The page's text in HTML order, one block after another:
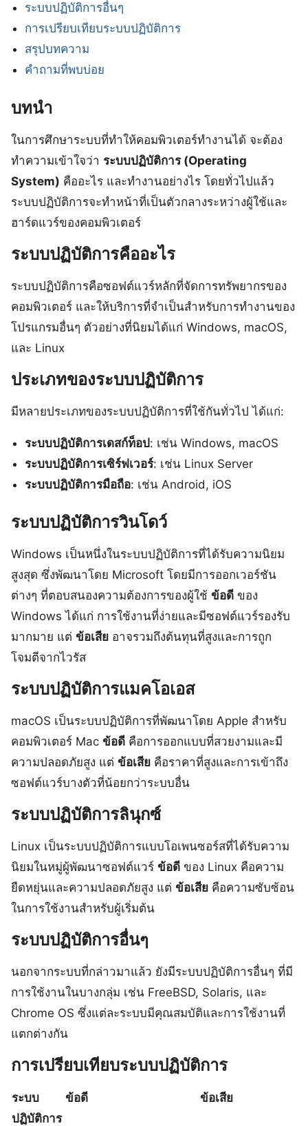
ระบบปฏิบัติการอื่นๆ
การเปรียบเทียบระบบปฏิบัติการ
สรุปบทความ
คำถามที่พบบ่อย
บทนำ
ในการศึกษาระบบที่ทำให้คอมพิวเตอร์ทำงานได้ จะต้อง
ทำความเข้าใจว่า ระบบปฏิบัติการ (Operating
System) คืออะไร และทำงานอย่างไร โดยทั่วไปแล้ว
ระบบปฏิบัติการจะทำหน้าที่เป็นตัวกลางระหว่างผู้ใช้และ
ฮาร์ดแวร์ของคอมพิวเตอร์
ระบบปฏิบัติการคืออะไร
ระบบปฏิบัติการคือซอฟต์แวร์หลักที่จัดการทรัพยากรของ
คอมพิวเตอร์ และให้บริการที่จำเป็นสำหรับการทำงานของ
โปรแกรมอื่นๆ ตัวอย่างที่นิยมได้แก่ Windows, macOS,
และ Linux
ประเภทของระบบปฏิบัติการ
มีหลายประเภทของระบบปฏิบัติการที่ใช้กันทั่วไป ได้แก่:
ระบบปฏิบัติการเดสก์ท็อป: เช่น Windows, macOS
ระบบปฏิบัติการเซิร์ฟเวอร์: เช่น Linux Server
ระบบปฏิบัติการมือถือ: เช่น Android, iOS
ระบบปฏิบัติการวินโดว์
Windows เป็นหนึ่งในระบบปฏิบัติการที่ได้รับความนิยม
สูงสุด ซึ่งพัฒนาโดย Microsoft โดยมีการออกเวอร์ชัน
ต่างๆ ที่ตอบสนองความต้องการของผู้ใช้ ข้อดี ของ
Windows ได้แก่ การใช้งานที่ง่ายและมีซอฟต์แวร์รองรับ
มากมาย แต่ ข้อเสีย อาจรวมถึงต้นทุนที่สูงและการถูก
โจมตีจากไวรัส
ระบบปฏิบัติการแมคโอเอส
macOS เป็นระบบปฏิบัติการที่พัฒนาโดย Apple สำหรับ
คอมพิวเตอร์ Mac ข้อดี คือการออกแบบที่สวยงามและมี
ความปลอดภัยสูง แต่ ข้อเสีย คือราคาที่สูงและการเข้าถึง
ซอฟต์แวร์บางตัวที่น้อยกว่าระบบอื่น
ระบบปฏิบัติการลินุกซ์
Linux เป็นระบบปฏิบัติการแบบโอเพนซอร์สที่ได้รับความ
นิยมในหมู่ผู้พัฒนาซอฟต์แวร์ ข้อดี ของ Linux คือความ
ยืดหยุ่นและความปลอดภัยสูง แต่ ข้อเสีย คือความซับซ้อน
ในการใช้งานสำหรับผู้เริ่มต้น
ระบบปฏิบัติการอื่นๆ
นอกจากระบบที่กล่าวมาแล้ว ยังมีระบบปฏิบัติการอื่นๆ ที่มี
การใช้งานในบางกลุ่ม เช่น FreeBSD, Solaris, และ
Chrome OS ซึ่งแต่ละระบบมีคุณสมบัติและการใช้งานที่
แตกต่างกัน
การเปรียบเทียบระบบปฏิบัติการ
ระบบ
ปฏิบัติการ
ข้อดี ข้อเสีย